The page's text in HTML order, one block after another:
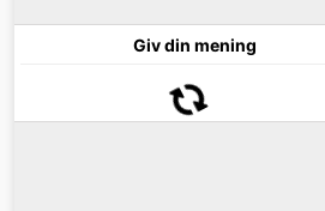
Giv din mening